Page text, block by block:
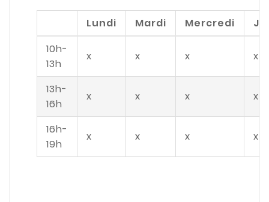
Lundi Mardi Mercredi
10h-
13h
x x x x
13h-
16h
x x x x
16h-
19h
x x x x